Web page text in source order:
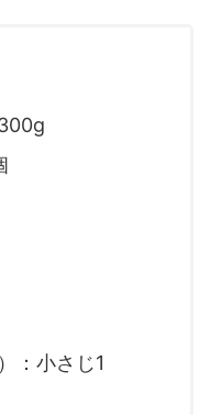
：小さじ1